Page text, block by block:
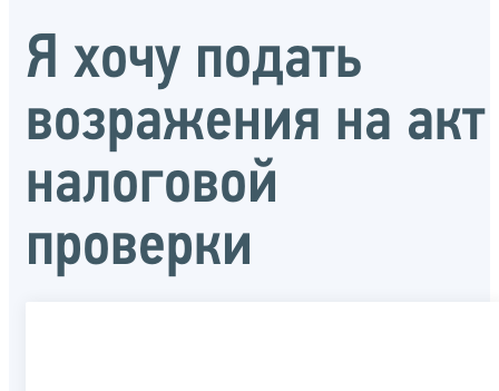
Я хочу подать
возражения на акт
налоговой
проверки